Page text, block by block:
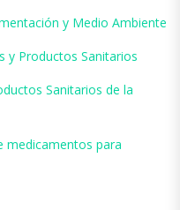
y Medio Ambiente
y Productos Sanitarios
Sanitarios de la
medicamentos para